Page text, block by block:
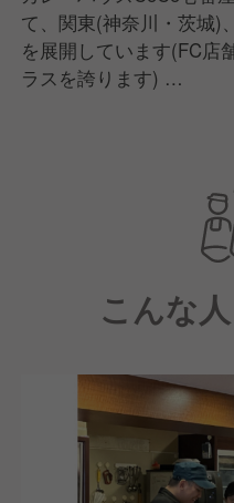
て、関東(神奈川・茨城)
を展開しています(FC店
ラスを誇ります)
業態も発展させていき
こんな